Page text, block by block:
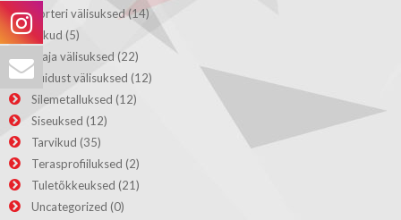
Korteri välisuksed(14)
Lukud (5)
Maja välisuksed (22)
Puidust välisuksed (12)
Silemetalluksed (12)
Siseuksed (12)
Tarvikud (35)
Terasprofiiluksed (2)
Tuletõkkeuksed (21)
Uncategorized (0)